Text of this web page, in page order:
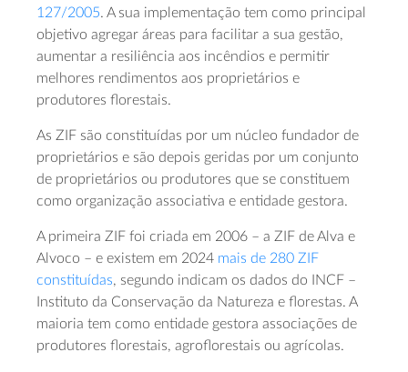
127/2005. A sua implementação tem como principal
objetivo agregar áreas para facilitar a sua gestão,
aumentar a resiliência aos incêndios e permitir
melhores rendimentos aos proprietários e
produtores florestais.
As ZIF são constituídas por um núcleo fundador de
proprietários e são depois geridas por um conjunto
de proprietários ou produtores que se constituem
como organização associativa e entidade gestora.
A primeira ZIF foi criada em 2006 – a ZIF de Alva e
Alvoco – e existem em 2024 mais de 280 ZIF
constituídas, segundo indicam os dados do INCF –
Instituto da Conservação da Natureza e florestas. A
maioria tem como entidade gestora associações de
produtores florestais, agroflorestais ou agrícolas.